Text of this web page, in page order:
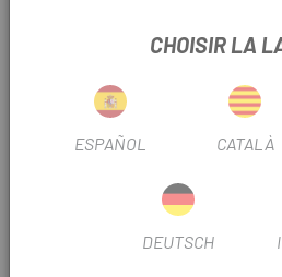
INFORMATION
À première vue
Utilisation : Cyclisme sur route
Poids : 270 g (400 x 100)
CHOISIR LA
ESPAÑOL CATALÀ
DEUTSCH